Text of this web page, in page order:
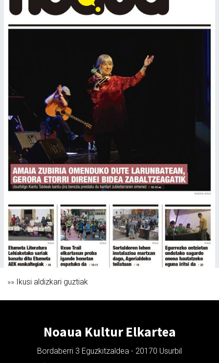
»» Ikusi aldizkari guztiak
Noaua Kultur Elkartea
Bordaberri 3 Eguzkitzaldea - 20170 Usurbil